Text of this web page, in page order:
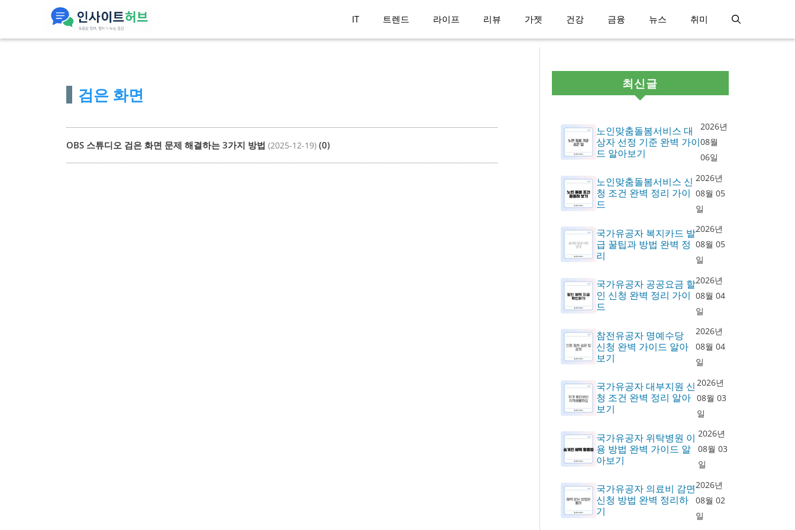
IT 트렌드 라이프 리뷰 가젯 건강 금융 뉴스 취미
검은 화면
OBS 스튜디오 검은 화면 문제 해결하는 3가지 방법 (2025-12-19) (0)
최신글
노인맞춤돌봄서비스 대
상자 선정 기준 완벽 가이
드 알아보기
2026년
08월
06일
노인맞춤돌봄서비스 신
청 조건 완벽 정리 가이
드
2026년
08월 05
일
국가유공자 복지카드 발
급 꿀팁과 방법 완벽 정
리
2026년
08월 05
일
국가유공자 공공요금 할
인 신청 완벽 정리 가이
드
2026년
08월 04
일
참전유공자 명예수당
신청 완벽 가이드 알아
보기
2026년
08월 04
일
국가유공자 대부지원 신
청 조건 완벽 정리 알아
보기
2026년
08월 03
일
국가유공자 위탁병원 이
용 방법 완벽 가이드 알
아보기
2026년
08월 03
일
국가유공자 의료비 감면
신청 방법 완벽 정리하
기
2026년
08월 02
일